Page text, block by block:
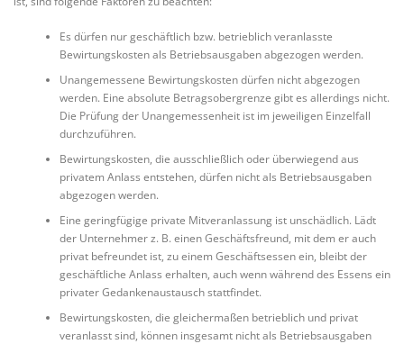
Es dürfen nur geschäftlich bzw. betrieblich veranlasste
Bewirtungskosten als Betriebsausgaben abgezogen werden.
Unangemessene Bewirtungskosten dürfen nicht abgezogen
werden. Eine absolute Betragsobergrenze gibt es allerdings nicht.
Die Prüfung der Unangemessenheit ist im jeweiligen Einzelfall
durchzuführen.
Bewirtungskosten, die ausschließlich oder überwiegend aus
privatem Anlass entstehen, dürfen nicht als Betriebsausgaben
abgezogen werden.
Eine geringfügige private Mitveranlassung ist unschädlich. Lädt
der Unternehmer z. B. einen Geschäftsfreund, mit dem er auch
privat befreundet ist, zu einem Geschäftsessen ein, bleibt der
geschäftliche Anlass erhalten, auch wenn während des Essens ein
privater Gedankenaustausch stattfindet.
Bewirtungskosten, die gleichermaßen betrieblich und privat
veranlasst sind, können insgesamt nicht als Betriebsausgaben